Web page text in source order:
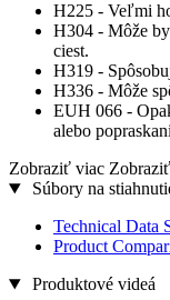
H225 - Veľmi
H304 - Môže
ciest.
H319 -
H336 - Môže
EUH 066 -
alebo
Zobraziť viac
Súbory na
Technical Data
Product
Produktové videá